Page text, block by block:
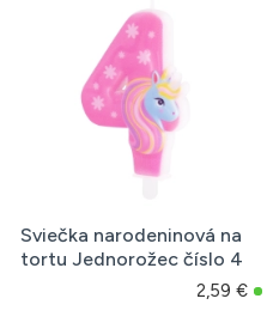
Sviečka narodeninová na
tortu Jednorožec číslo 4
2,59 €